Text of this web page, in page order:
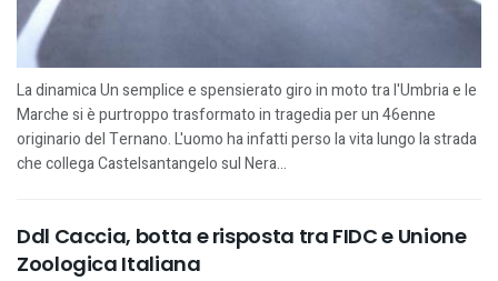
La dinamica Un semplice e spensierato giro in moto tra l'Umbria e le
Marche si è purtroppo trasformato in tragedia per un 46enne
originario del Ternano. L'uomo ha infatti perso la vita lungo la strada
che collega Castelsantangelo sul Nera...
Ddl Caccia, botta e risposta tra FIDC e Unione
Zoologica Italiana